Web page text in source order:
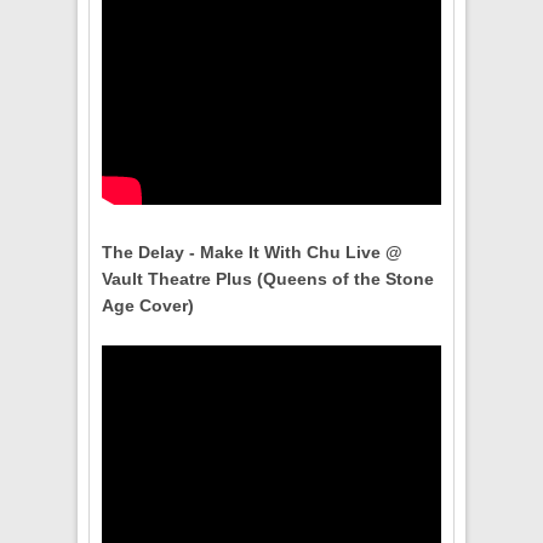
The Delay - Make It With Chu Live @
Vault Theatre Plus (Queens of the Stone
Age Cover)